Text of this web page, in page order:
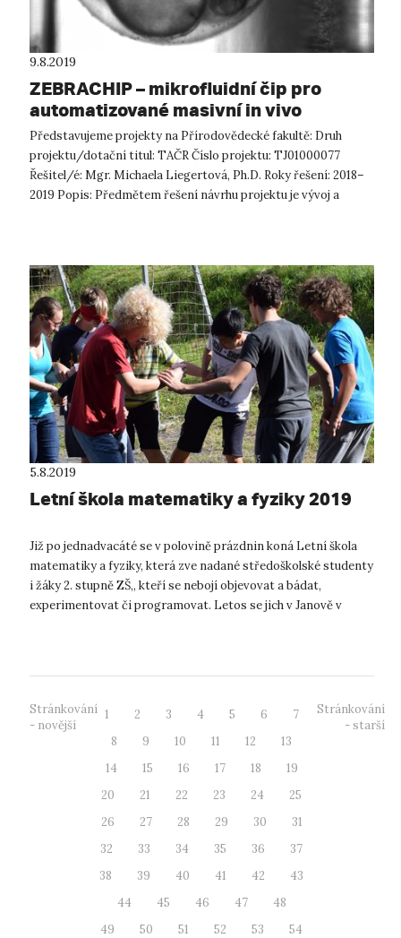
9.8.2019
ZEBRACHIP – mikrofluidní čip pro
automatizované masivní in vivo
testování biologických účinků
aktivních látek
Představujeme projekty na Přírodovědecké fakultě: Druh
projektu/dotační titul: TAČR Číslo projektu: TJ01000077
Řešitel/é: Mgr. Michaela Liegertová, Ph.D. Roky řešení: 2018–
2019 Popis: Předmětem řešení návrhu projektu je vývoj a
5.8.2019
Letní škola matematiky a fyziky 2019
Již po jednadvacáté se v polovině prázdnin koná Letní škola
matematiky a fyziky, která zve nadané středoškolské studenty
i žáky 2. stupně ZŠ,, kteří se nebojí objevovat a bádat,
experimentovat či programovat. Letos se jich v Janově v
Stránkování
- novější
1 2 3 4 5 6
7
8
9 10 11 12
13
14
15 16 17 18
19
20
21 22 23 24
25
26
27 28 29 30
31
32
33 34 35 36
37
38
39 40 41 42
43
44
45 46 47
48
49
50 51 52 53
54
Stránkování
- starší